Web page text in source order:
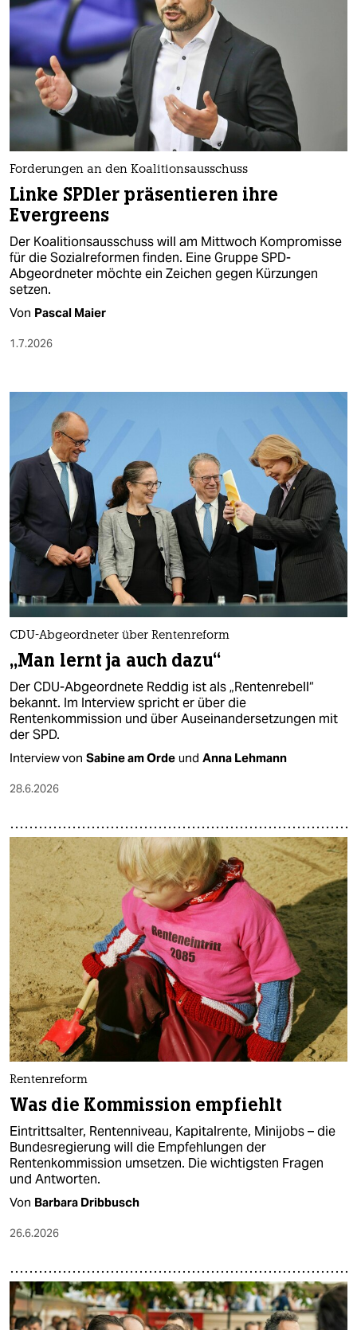
Forderungen an den Koalitionsausschuss
Linke SPDler präsentieren ihre
Evergreens
Der Koalitionsausschuss will am Mittwoch Kompromisse
für die Sozialreformen finden. Eine Gruppe SPD-
Abgeordneter möchte ein Zeichen gegen Kürzungen
setzen.
Von Pascal Maier
1.7.2026
CDU-Abgeordneter über Rentenreform
„Man lernt ja auch dazu“
Der CDU-Abgeordnete Reddig ist als „Rentenrebell“
bekannt. Im Interview spricht er über die
Rentenkommission und über Auseinandersetzungen mit
der SPD.
Interview von Sabine am Orde und Anna Lehmann
28.6.2026
Rentenreform
Was die Kommission empfiehlt
Eintrittsalter, Rentenniveau, Kapitalrente, Minijobs – die
Bundesregierung will die Empfehlungen der
Rentenkommission umsetzen. Die wichtigsten Fragen
und Antworten.
Von Barbara Dribbusch
26.6.2026